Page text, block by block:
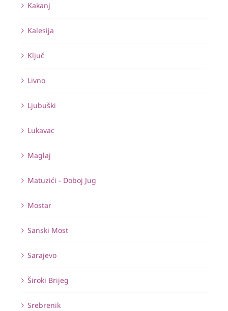
Kakanj
Kalesija
Ključ
Livno
Ljubuški
Lukavac
Maglaj
Matuzići - Doboj Jug
Mostar
Sanski Most
Sarajevo
Široki Brijeg
Srebrenik